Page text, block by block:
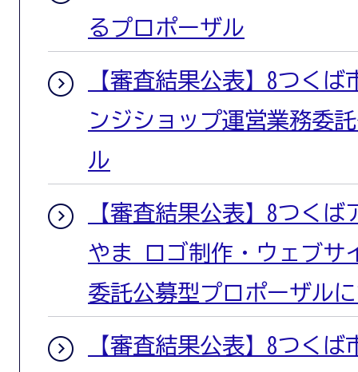
るプロポーザル
【審査結果公表】8つく
ンジショップ運営業務委
ル
【審査結果公表】8つく
やま ロゴ制作・ウェブサ
委託公募型プロポーザル
【審査結果公表】8つく